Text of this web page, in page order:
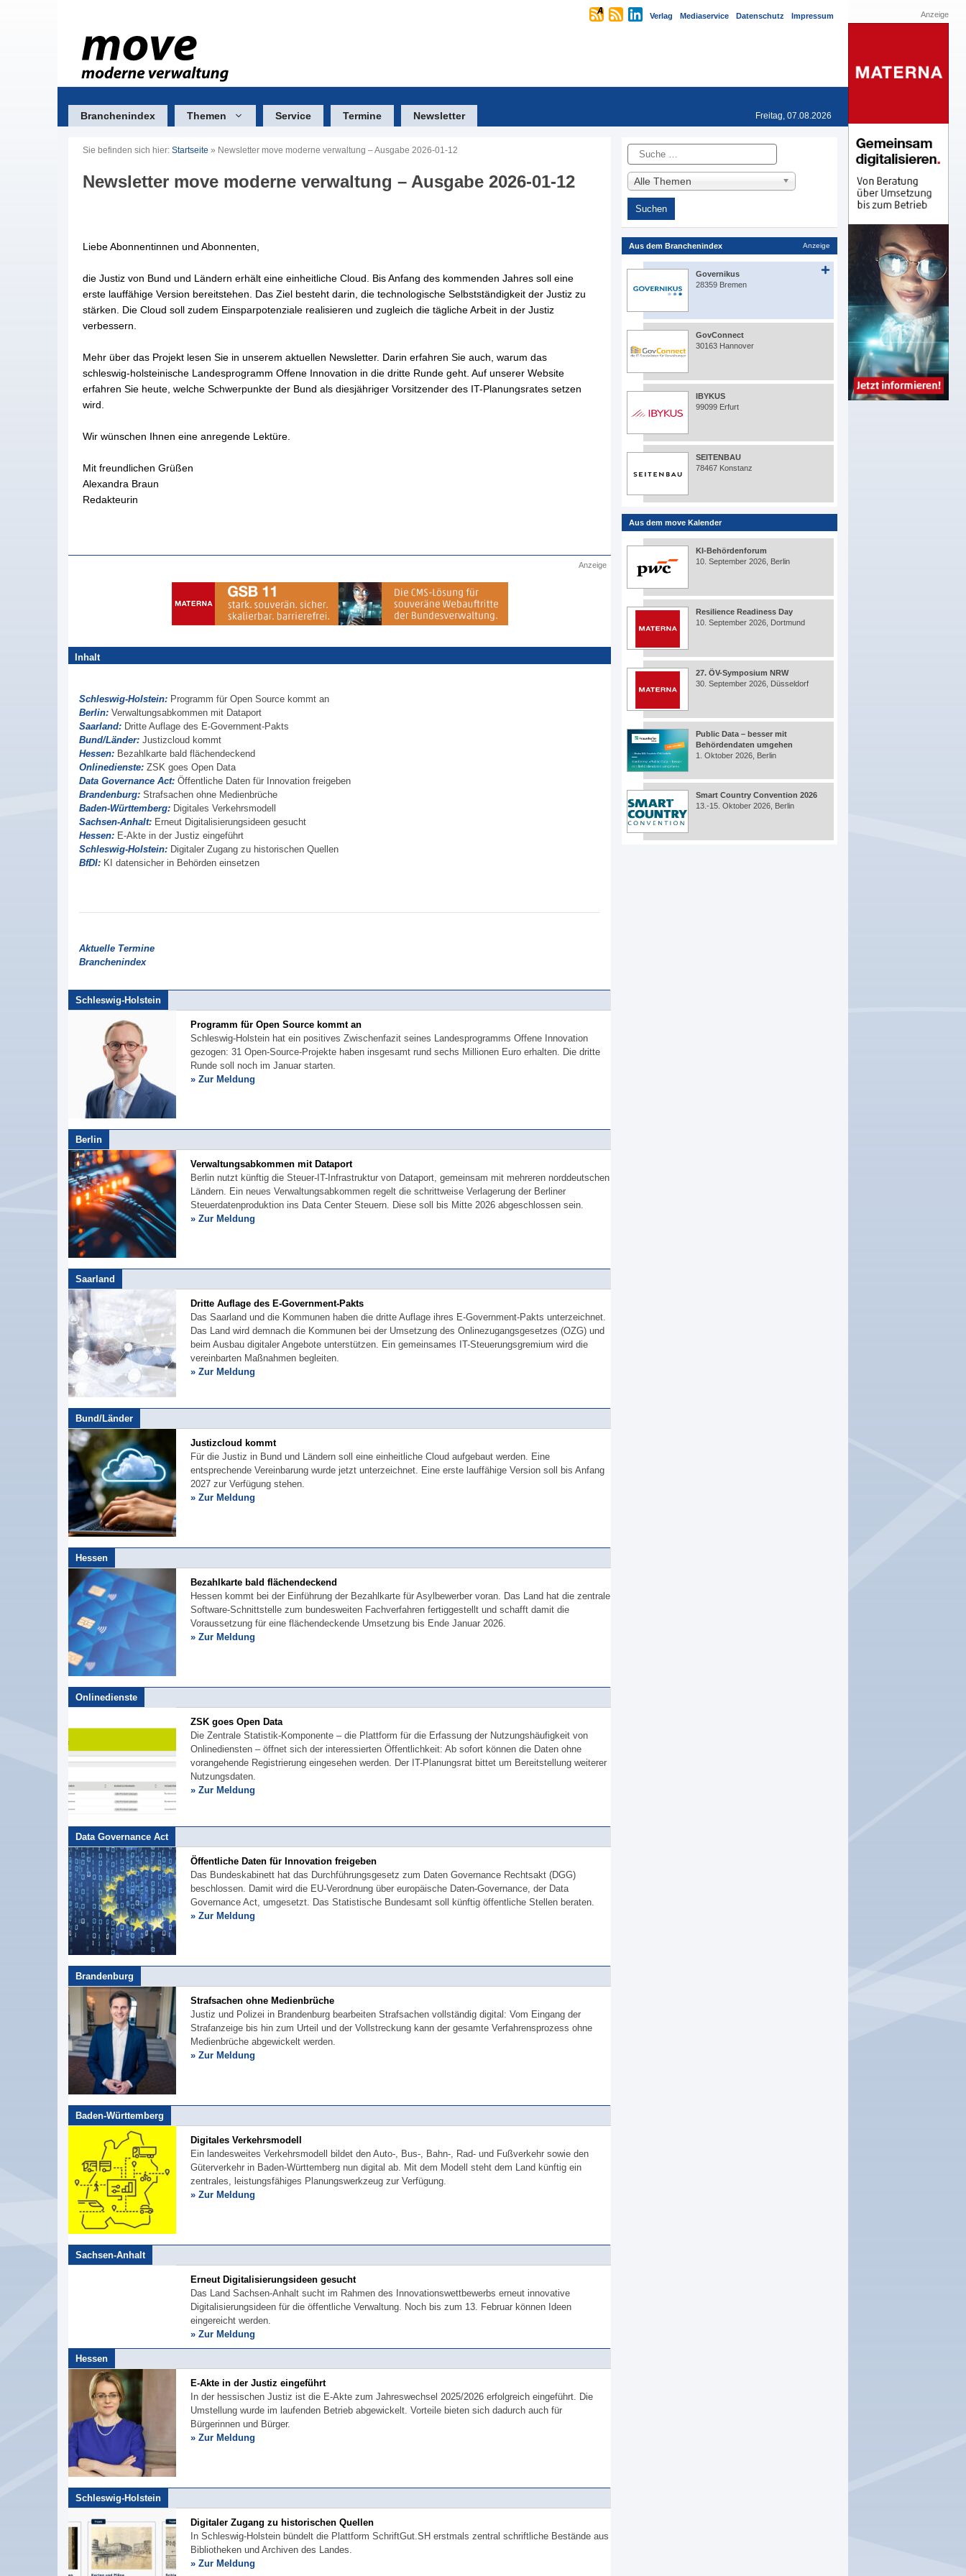
Verlag Mediaservice Datenschutz Impressum
Branchenindex Themen Service Termine Newsletter Freitag, 07.08.2026
Sie befinden sich hier: Startseite » Newsletter move moderne verwaltung – Ausgabe 2026-01-12
Newsletter move moderne verwaltung – Ausgabe 2026-01-12
Liebe Abonnentinnen und Abonnenten,
die Justiz von Bund und Ländern erhält eine einheitliche Cloud. Bis Anfang des kommenden Jahres soll eine
erste lauffähige Version bereitstehen. Das Ziel besteht darin, die technologische Selbstständigkeit der Justiz zu
stärken. Die Cloud soll zudem Einsparpotenziale realisieren und zugleich die tägliche Arbeit in der Justiz
verbessern.
Mehr über das Projekt lesen Sie in unserem aktuellen Newsletter. Darin erfahren Sie auch, warum das
schleswig-holsteinische Landesprogramm Offene Innovation in die dritte Runde geht. Auf unserer Website
erfahren Sie heute, welche Schwerpunkte der Bund als diesjähriger Vorsitzender des IT-Planungsrates setzen
wird.
Wir wünschen Ihnen eine anregende Lektüre.
Mit freundlichen Grüßen
Alexandra Braun
Redakteurin
Anzeige
Inhalt
Schleswig-Holstein: Programm für Open Source kommt an
Berlin: Verwaltungsabkommen mit Dataport
Saarland: Dritte Auflage des E-Government-Pakts
Bund/Länder: Justizcloud kommt
Hessen: Bezahlkarte bald flächendeckend
Onlinedienste: ZSK goes Open Data
Data Governance Act: Öffentliche Daten für Innovation freigeben
Brandenburg: Strafsachen ohne Medienbrüche
Baden-Württemberg: Digitales Verkehrsmodell
Sachsen-Anhalt: Erneut Digitalisierungsideen gesucht
Hessen: E-Akte in der Justiz eingeführt
Schleswig-Holstein: Digitaler Zugang zu historischen Quellen
BfDI: KI datensicher in Behörden einsetzen
Aktuelle Termine
Branchenindex
Schleswig-Holstein
Programm für Open Source kommt an
Schleswig-Holstein hat ein positives Zwischenfazit seines Landesprogramms Offene Innovation
gezogen: 31 Open-Source-Projekte haben insgesamt rund sechs Millionen Euro erhalten. Die dritte
Runde soll noch im Januar starten.
» Zur Meldung
Berlin
Verwaltungsabkommen mit Dataport
Berlin nutzt künftig die Steuer-IT-Infrastruktur von Dataport, gemeinsam mit mehreren norddeutschen
Ländern. Ein neues Verwaltungsabkommen regelt die schrittweise Verlagerung der Berliner
Steuerdatenproduktion ins Data Center Steuern. Diese soll bis Mitte 2026 abgeschlossen sein.
» Zur Meldung
Saarland
Dritte Auflage des E-Government-Pakts
Das Saarland und die Kommunen haben die dritte Auflage ihres E-Government-Pakts unterzeichnet.
Das Land wird demnach die Kommunen bei der Umsetzung des Onlinezugangsgesetzes (OZG) und
beim Ausbau digitaler Angebote unterstützen. Ein gemeinsames IT-Steuerungsgremium wird die
vereinbarten Maßnahmen begleiten.
» Zur Meldung
Bund/Länder
Justizcloud kommt
Für die Justiz in Bund und Ländern soll eine einheitliche Cloud aufgebaut werden. Eine
entsprechende Vereinbarung wurde jetzt unterzeichnet. Eine erste lauffähige Version soll bis Anfang
2027 zur Verfügung stehen.
» Zur Meldung
Hessen
Bezahlkarte bald flächendeckend
Hessen kommt bei der Einführung der Bezahlkarte für Asylbewerber voran. Das Land hat die zentrale
Software-Schnittstelle zum bundesweiten Fachverfahren fertiggestellt und schafft damit die
Voraussetzung für eine flächendeckende Umsetzung bis Ende Januar 2026.
» Zur Meldung
Onlinedienste
ZSK goes Open Data
Die Zentrale Statistik-Komponente – die Plattform für die Erfassung der Nutzungshäufigkeit von
Onlinediensten – öffnet sich der interessierten Öffentlichkeit: Ab sofort können die Daten ohne
vorangehende Registrierung eingesehen werden. Der IT-Planungsrat bittet um Bereitstellung weiterer
Nutzungsdaten.
» Zur Meldung
Data Governance Act
Öffentliche Daten für Innovation freigeben
Das Bundeskabinett hat das Durchführungsgesetz zum Daten Governance Rechtsakt (DGG)
beschlossen. Damit wird die EU-Verordnung über europäische Daten-Governance, der Data
Governance Act, umgesetzt. Das Statistische Bundesamt soll künftig öffentliche Stellen beraten.
» Zur Meldung
Brandenburg
Strafsachen ohne Medienbrüche
Justiz und Polizei in Brandenburg bearbeiten Strafsachen vollständig digital: Vom Eingang der
Strafanzeige bis hin zum Urteil und der Vollstreckung kann der gesamte Verfahrensprozess ohne
Medienbrüche abgewickelt werden.
» Zur Meldung
Baden-Württemberg
Digitales Verkehrsmodell
Ein landesweites Verkehrsmodell bildet den Auto-, Bus-, Bahn-, Rad- und Fußverkehr sowie den
Güterverkehr in Baden-Württemberg nun digital ab. Mit dem Modell steht dem Land künftig ein
zentrales, leistungsfähiges Planungswerkzeug zur Verfügung.
» Zur Meldung
Sachsen-Anhalt
Erneut Digitalisierungsideen gesucht
Das Land Sachsen-Anhalt sucht im Rahmen des Innovationswettbewerbs erneut innovative
Digitalisierungsideen für die öffentliche Verwaltung. Noch bis zum 13. Februar können Ideen
eingereicht werden.
» Zur Meldung
Hessen
E-Akte in der Justiz eingeführt
In der hessischen Justiz ist die E-Akte zum Jahreswechsel 2025/2026 erfolgreich eingeführt. Die
Umstellung wurde im laufenden Betrieb abgewickelt. Vorteile bieten sich dadurch auch für
Bürgerinnen und Bürger.
» Zur Meldung
Schleswig-Holstein
Digitaler Zugang zu historischen Quellen
In Schleswig-Holstein bündelt die Plattform SchriftGut.SH erstmals zentral schriftliche Bestände aus
Bibliotheken und Archiven des Landes.
» Zur Meldung
Suche
Alle Themen
Aus dem Branchenindex Anzeige
Governikus
28359 Bremen
GovConnect
30163 Hannover
IBYKUS
99099 Erfurt
SEITENBAU
78467 Konstanz
Aus dem move Kalender
KI-Behördenforum
10. September 2026, Berlin
Resilience Readiness Day
10. September 2026, Dortmund
27. ÖV-Symposium NRW
30. September 2026, Düsseldorf
Public Data – besser mit
Behördendaten umgehen
1. Oktober 2026, Berlin
Smart Country Convention 2026
13.-15. Oktober 2026, Berlin
Anzeige